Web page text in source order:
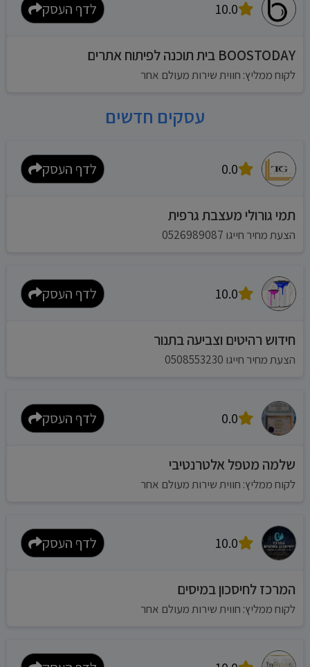
10.0 לדף העסק
BOOSTODAY בית תוכנה לפיתוח אתרים
לקוח ממליץ: חווית שירות מעולם אחר
עסקים חדשים
0.0 לדף העסק
תמי גורולי מעצבת גרפית
הצעת מחיר חייגו 0526989087
10.0 לדף העסק
חידוש רהיטים וצביעה בתנור
הצעת מחיר חייגו 0508553230
0.0 לדף העסק
שלמה מטפל אלטרנטיבי
לקוח ממליץ: חווית שירות מעולם אחר
10.0 לדף העסק
המרכז לחיסכון במיסים
לקוח ממליץ: חווית שירות מעולם אחר